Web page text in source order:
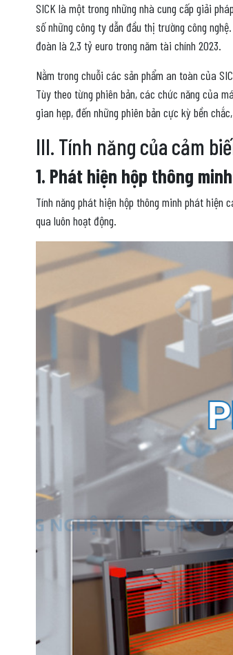
SICK là một trong những nhà cung cấp giải
số những công ty dẫn đầu thị trường công
đoàn là 2,3 tỷ euro trong năm tài chính 2023.
Nằm trong chuỗi các sản phẩm an toàn của
Tùy theo từng phiên bản, các chức năng của
gian hẹp, đến những phiên bản cực kỳ bền
III. Tính năng của cảm
1. Phát hiện hộp thông minh
Tính năng phát hiện hộp thông minh phát
qua luôn hoạt động.